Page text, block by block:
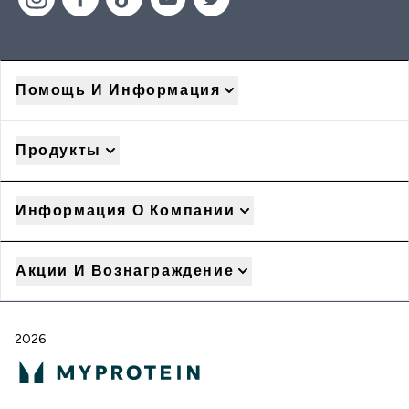
Помощь И Информация
Продукты
Информация О Компании
Акции И Вознаграждение
2026